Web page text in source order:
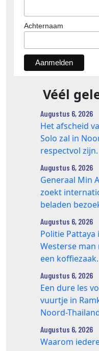
Achternaam
Véél
Augustus 6, 2026
Het afscheid
Solo zal in
respectvol zijn.
Augustus 6, 2026
Generaal Min
zoekt
beladen
Augustus 6, 2026
Politie Pattaya
Westerse
een koffiezaak.
Augustus 6, 2026
Een dure les
vuurtje in
Noord-
Augustus 6, 2026
Waarom